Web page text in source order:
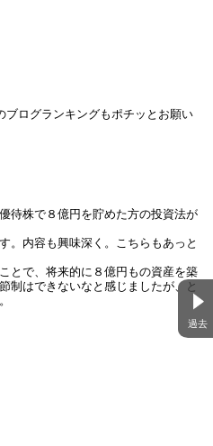
ログランキングもポチッとお願い
待株で８億円を貯めた方の投資法が
。内容も興味深く。こちらもあっと
とで、将来的に８億円もの資産を築
制はできないなと感じましたが、と
過去